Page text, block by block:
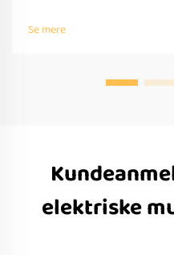
understøttelse, hurtig
standarder. Anmod om et tilbud
Se mere
elektriske